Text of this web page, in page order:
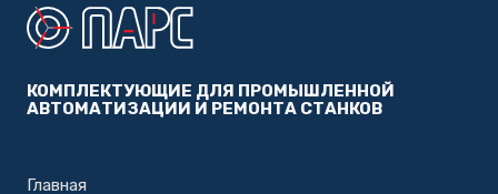
КОМПЛЕКТУЮЩИЕ ДЛЯ ПРОМЫШЛЕННОЙ
АВТОМАТИЗАЦИИ И РЕМОНТА СТАНКОВ
Главная